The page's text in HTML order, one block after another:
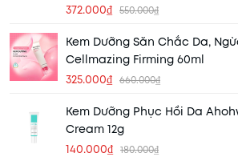
372.000₫ 550.000₫
Kem Dưỡng Săn Chắc Da,
Cellmazing Firming 60ml
325.000₫ 660.000₫
Kem Dưỡng Phục Hồi Da
Cream 12g
140.000₫ 180.000₫